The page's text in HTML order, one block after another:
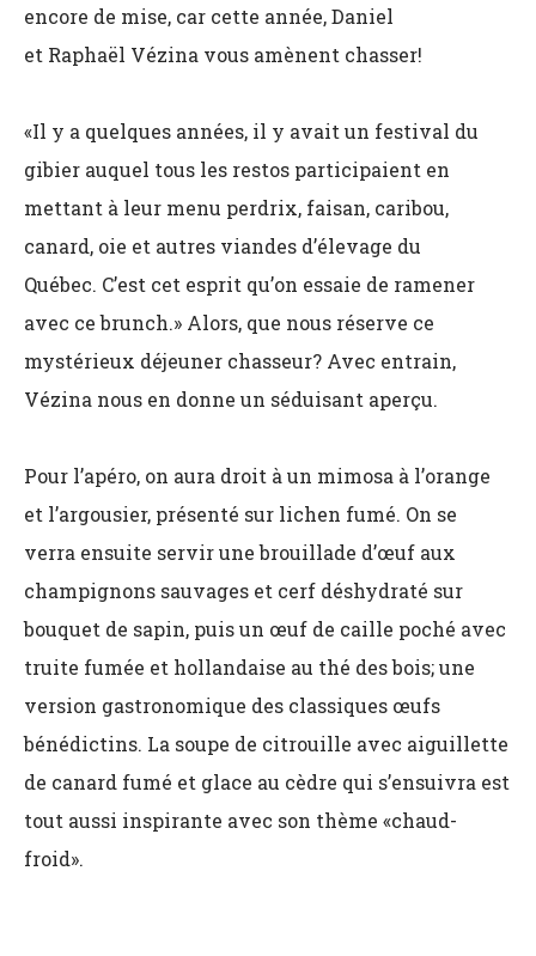
encore de mise, car cette année, Daniel
et Raphaël Vézina vous amènent chasser!
«Il y a quelques années, il y avait un festival du
gibier auquel tous les restos participaient en
mettant à leur menu perdrix, faisan, caribou,
canard, oie et autres viandes d’élevage du
Québec. C’est cet esprit qu’on essaie de ramener
avec ce brunch.» Alors, que nous réserve ce
mystérieux déjeuner chasseur? Avec entrain,
Vézina nous en donne un séduisant aperçu.
Pour l’apéro, on aura droit à un mimosa à l’orange
et l’argousier, présenté sur lichen fumé. On se
verra ensuite servir une brouillade d’œuf aux
champignons sauvages et cerf déshydraté sur
bouquet de sapin, puis un œuf de caille poché avec
truite fumée et hollandaise au thé des bois; une
version gastronomique des classiques œufs
bénédictins. La soupe de citrouille avec aiguillette
de canard fumé et glace au cèdre qui s’ensuivra est
tout aussi inspirante avec son thème «chaud-
froid».